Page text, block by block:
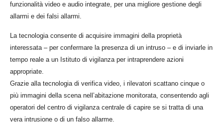
funzionalità video e audio integrate, per una migliore gestione degli
allarmi e dei falsi allarmi.
La tecnologia consente di acquisire immagini della proprietà
interessata – per confermare la presenza di un intruso – e di inviarle in
tempo reale a un Istituto di vigilanza per intraprendere azioni
appropriate.
Grazie alla tecnologia di verifica video, i rilevatori scattano cinque o
più immagini della scena nell’abitazione monitorata, consentendo agli
operatori del centro di vigilanza centrale di capire se si tratta di una
vera intrusione o di un falso allarme.